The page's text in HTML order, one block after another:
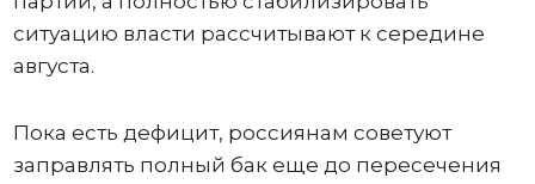
ситуацию власти рассчитывают к середине
августа.
Пока есть дефицит, россиянам советуют
заправлять полный бак еще до пересечения